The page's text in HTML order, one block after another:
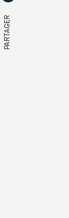
PARTAGER